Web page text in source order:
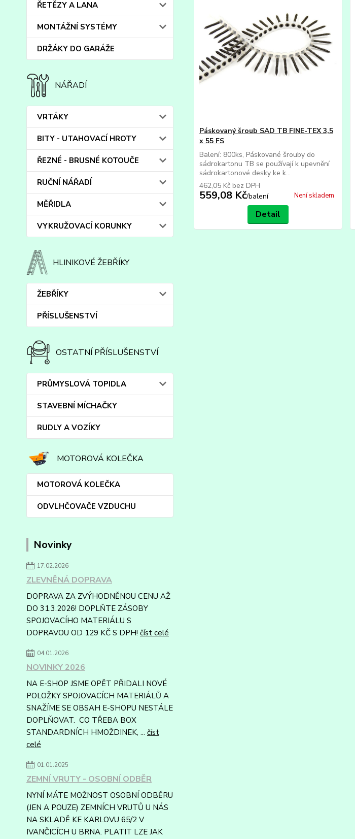
ŘETĚZY A LANA
MONTÁŽNÍ SYSTÉMY
DRŽÁKY DO GARÁŽE
NÁŘADÍ
VRTÁKY
BITY - UTAHOVACÍ HROTY
ŘEZNÉ - BRUSNÉ KOTOUČE
RUČNÍ NÁŘADÍ
MĚŘIDLA
VYKRUŽOVACÍ KORUNKY
HLINIKOVÉ ŽEBŘÍKY
ŽEBŘÍKY
PŘÍSLUŠENSTVÍ
OSTATNÍ PŘÍSLUŠENSTVÍ
PRŮMYSLOVÁ TOPIDLA
STAVEBNÍ MÍCHAČKY
RUDLY A VOZÍKY
MOTOROVÁ KOLEČKA
MOTOROVÁ KOLEČKA
ODVLHČOVAČE VZDUCHU
Novinky
17.02.2026
ZLEVNĚNÁ DOPRAVA
DOPRAVA ZA ZVÝHODNĚNOU CENU AŽ
DO 31.3.2026! DOPLŇTE ZÁSOBY
SPOJOVACÍHO MATERIÁLU S
DOPRAVOU OD 129 KČ S DPH! číst celé
04.01.2026
NOVINKY 2026
NA E-SHOP JSME OPĚT PŘIDALI NOVÉ
POLOŽKY SPOJOVACÍCH MATERIÁLŮ A
SNAŽÍME SE OBSAH E-SHOPU NESTÁLE
DOPLŇOVAT. CO TŘEBA BOX
STANDARDNÍCH HMOŽDINEK, ... číst
celé
01.01.2025
ZEMNÍ VRUTY - OSOBNÍ ODBĚR
NYNÍ MÁTE MOŽNOST OSOBNÍ ODBĚRU
(JEN A POUZE) ZEMNÍCH VRUTŮ U NÁS
NA SKLADĚ KE KARLOVU 65/2 V
IVANČICÍCH U BRNA. PLATIT LZE JAK
Páskovaný šroub SAD TB FINE-TEX 3,5
x 55 FS
Balení: 800ks, Páskované šrouby do
sádrokartonu TB se používají k upevnění
sádrokartonové desky ke k...
559,08 Kč/balení
462,05 Kč bez DPH
Není skladem
Detail